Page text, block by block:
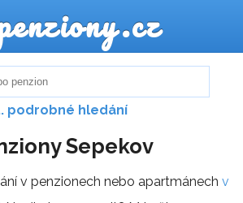
podrobné hledání
Sepekov
v penzionech nebo apartmánech v